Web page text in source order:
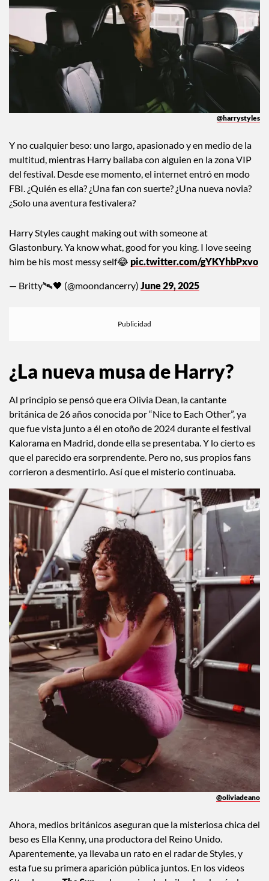
Y no cualquier beso: uno largo, apasionado y en medio de la
multitud, mientras Harry bailaba con alguien en la zona VIP
FBI. ¿Quién es ella? ¿Una fan con suerte? ¿Una nueva novia?
¿Solo una aventura festivalera?
Glastonbury. Ya know what, good for you king. I love seeing
— Britty🛰🖤 (@moondancerry)June 29, 2025
¿La nueva musa de Harry?
Al principio se pensó que era Olivia Dean, la cantante
británica de 26 años conocida por “Nice to Each Other”, ya
que fue vista junto a él en otoño de 2024 durante el festival
Kalorama en Madrid, donde ella se presentaba. Y lo cierto es
que el parecido era sorprendente. Pero no, sus propios fans
corrieron a desmentirlo. Así que el misterio continuaba.
@oliviadeano
Ahora, medios británicos aseguran que la misteriosa chica del